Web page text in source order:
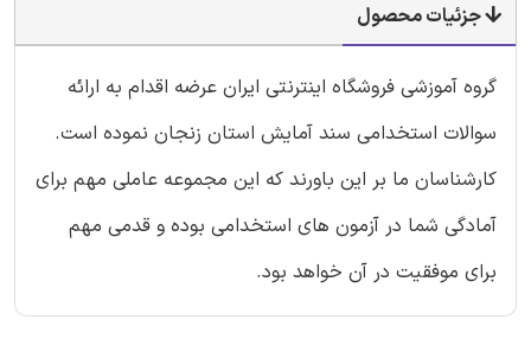
جزئیات محصول
گروه آموزشی فروشگاه اینترنتی ایران عرضه اقدام به ارائه
سوالات استخدامی سند آمایش استان زنجان نموده است.
کارشناسان ما بر این باورند که این مجموعه عاملی مهم برای
آمادگی شما در آزمون های استخدامی بوده و قدمی مهم
برای موفقیت در آن خواهد بود.